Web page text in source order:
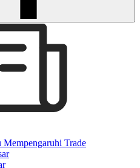
Mempengaruhi Trade